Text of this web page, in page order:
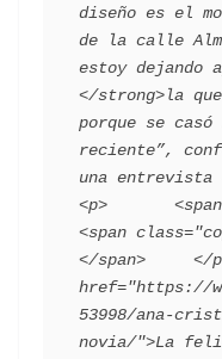
diseño es el
de la calle
estoy dejando
</strong>la
porque se
reciente”,
una entrevista
<p>
<span
</span>     </
href="https://
53998/ana-
novia/">La